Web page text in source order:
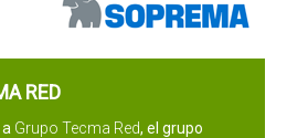
RED
Grupo Tecma Red, el grupo